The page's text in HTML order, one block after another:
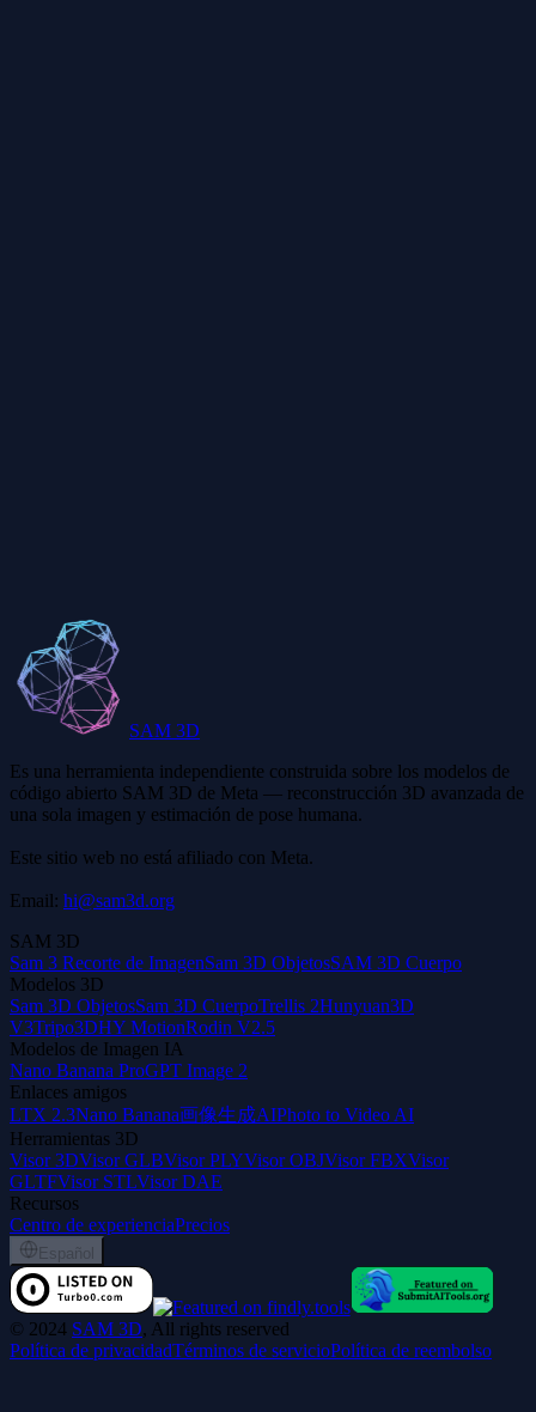
SAM 3D
Es una herramienta independiente construida sobre los modelos de
código abierto SAM 3D de Meta — reconstrucción 3D avanzada de
una sola imagen y estimación de pose humana.
Este sitio web no está afiliado con Meta.
Email: hi@sam3d.org
SAM 3D
Sam 3 Recorte de ImagenSam 3D ObjetosSAM 3D Cuerpo
Modelos 3D
Sam 3D ObjetosSam 3D CuerpoTrellis 2Hunyuan3D
V3Tripo3DHY MotionRodin V2.5
Modelos de Imagen IA
Nano Banana ProGPT Image 2
Enlaces amigos
LTX 2.3Nano Banana画像生成AIPhoto to Video AI
Herramientas 3D
Visor 3DVisor GLBVisor PLYVisor OBJVisor FBXVisor
GLTFVisor STLVisor DAE
Recursos
Centro de experienciaPrecios
Español
© 2024 SAM 3D, All rights reserved
Política de privacidadTérminos de servicioPolítica de reembolso